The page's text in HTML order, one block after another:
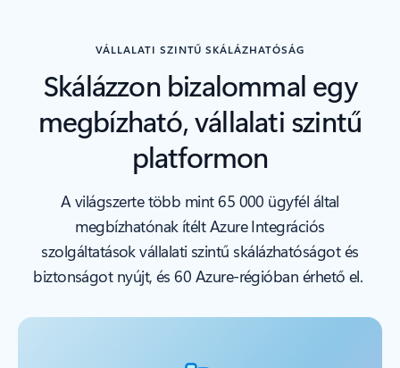
VÁLLALATI SZINTŰ SKÁLÁZHATÓSÁG
Skálázzon bizalommal egy
megbízható, vállalati szintű
platformon
A világszerte több mint 65 000 ügyfél által
megbízhatónak ítélt Azure Integrációs
szolgáltatások vállalati szintű skálázhatóságot és
biztonságot nyújt, és 60 Azure-régióban érhető el.